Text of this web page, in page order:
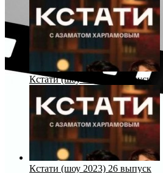
Кстати (шоу 2023) 25 выпуск
Кстати (шоу 2023) 26 выпуск